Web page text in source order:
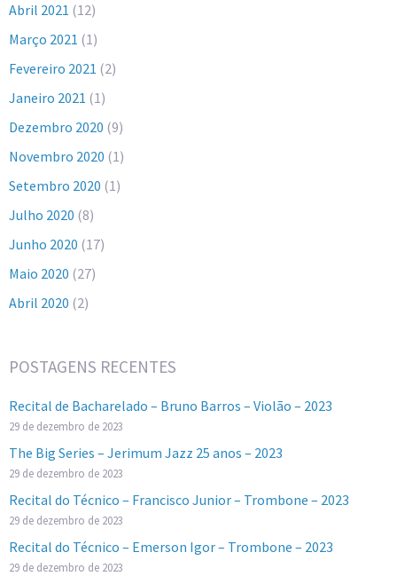
Abril 2021 (12)
Março 2021 (1)
Fevereiro 2021 (2)
Janeiro 2021 (1)
Dezembro 2020 (9)
Novembro 2020 (1)
Setembro 2020 (1)
Julho 2020 (8)
Junho 2020 (17)
Maio 2020 (27)
Abril 2020 (2)
POSTAGENS RECENTES
Recital de Bacharelado – Bruno Barros – Violão – 2023
29 de dezembro de 2023
The Big Series – Jerimum Jazz 25 anos – 2023
29 de dezembro de 2023
Recital do Técnico – Francisco Junior – Trombone – 2023
29 de dezembro de 2023
Recital do Técnico – Emerson Igor – Trombone – 2023
29 de dezembro de 2023